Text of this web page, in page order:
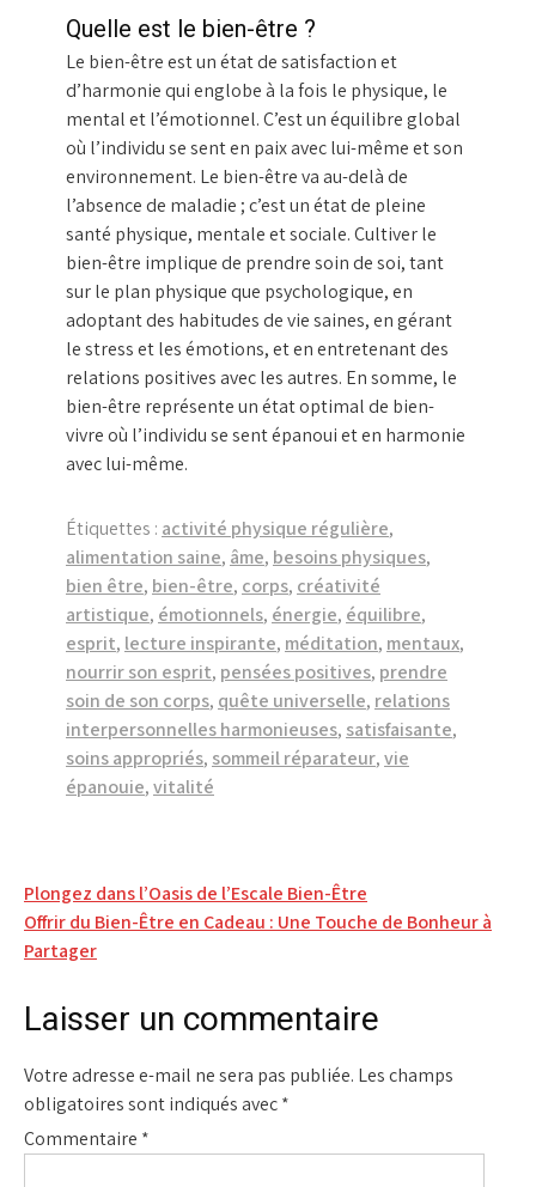
Quelle est le bien-être ?
Le bien-être est un état de satisfaction et
d’harmonie qui englobe à la fois le physique, le
mental et l’émotionnel. C’est un équilibre global
où l’individu se sent en paix avec lui-même et son
environnement. Le bien-être va au-delà de
l’absence de maladie ; c’est un état de pleine
santé physique, mentale et sociale. Cultiver le
bien-être implique de prendre soin de soi, tant
sur le plan physique que psychologique, en
adoptant des habitudes de vie saines, en gérant
le stress et les émotions, et en entretenant des
relations positives avec les autres. En somme, le
bien-être représente un état optimal de bien-
vivre où l’individu se sent épanoui et en harmonie
avec lui-même.
Étiquettes : activité physique régulière,
alimentation saine, âme, besoins physiques,
bien être, bien-être, corps, créativité
artistique, émotionnels, énergie, équilibre,
esprit, lecture inspirante, méditation, mentaux,
nourrir son esprit, pensées positives, prendre
soin de son corps, quête universelle, relations
interpersonnelles harmonieuses, satisfaisante,
soins appropriés, sommeil réparateur,vie
épanouie,vitalité
Navigation
de
l’article
Plongez dans l’Oasis de l’Escale Bien-Être
Offrir du Bien-Être en Cadeau : Une Touche de Bonheur à
Partager
Laisser un commentaire
Votre adresse e-mail ne sera pas publiée. Les champs
obligatoires sont indiqués avec*
Commentaire *